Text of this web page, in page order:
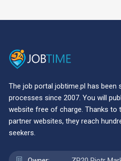
The job portal jobtime.pl has been
processes since 2007. You will
website free of charge. Thanks
partner websites, they reach
seekers.